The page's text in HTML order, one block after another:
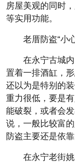
房屋美观的同时
等实用功能。
老厝防盗“小
在永宁古城
置着一排酒缸，
还以为是特别的
重力很低，要是
能破裂，或者会
说，一般比较富
防盗主要还是依靠
在永宁老街